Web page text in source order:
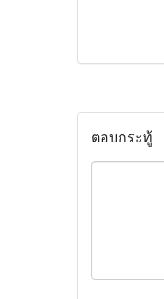
ตอบกระทู้